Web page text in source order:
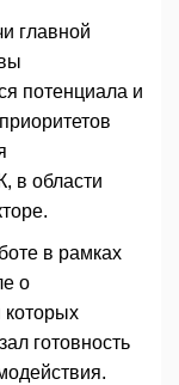
главной
потенциала и
в области
в рамках
о
которых
готовность